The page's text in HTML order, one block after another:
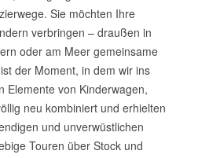
Sie möchten Ihre
verbringen – draußen in
oder am Meer gemeinsame
der Moment, in dem wir ins
Elemente von Kinderwagen,
neu kombiniert und erhielten
und unverwüstlichen
Touren über Stock und